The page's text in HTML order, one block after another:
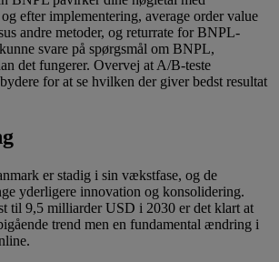
efter implementering, average order value
andre metoder, og returrate for BNPL-
svare på spørgsmål om BNPL,
det fungerer. Overvej at A/B-teste
for at se hvilken der giver bedst resultat
er stadig i sin vækstfase, og de
yderligere innovation og konsolidering.
til 9,5 milliarder USD i 2030 er det klart at
trend men en fundamental ændring i